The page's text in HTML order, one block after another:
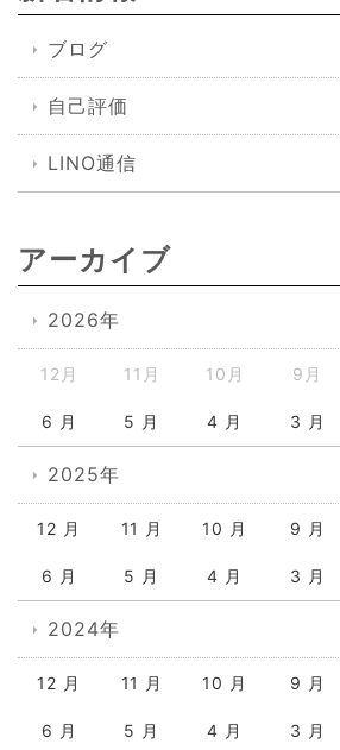
ブログ
自己評価
LINO通信
アーカイブ
2026年
12月 11月 10月 9月
6 月 5 月 4 月 3 月
2025年
12 月 11 月 10 月 9 月
6 月 5 月 4 月 3 月
2024年
12 月 11 月 10 月 9 月
6 月 5 月 4 月 3 月